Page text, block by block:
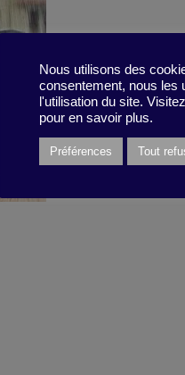
Nous utilisons des
consentement, nous les
l'utilisation du site.
pour en savoir plus.
Préférences Tout